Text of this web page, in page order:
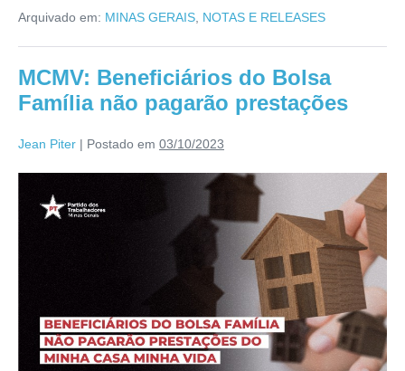
Arquivado em: MINAS GERAIS NOTAS E RELEASES
MCMV: Beneficiários do Bolsa
Família não pagarão prestações
Jean Piter | Postado em 03/10/2023